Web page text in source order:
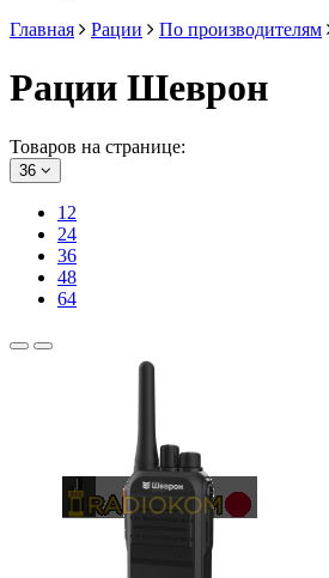
Главная
Рации По производителям
Рации Шеврон
Товаров на странице:
36
12
24
36
48
64